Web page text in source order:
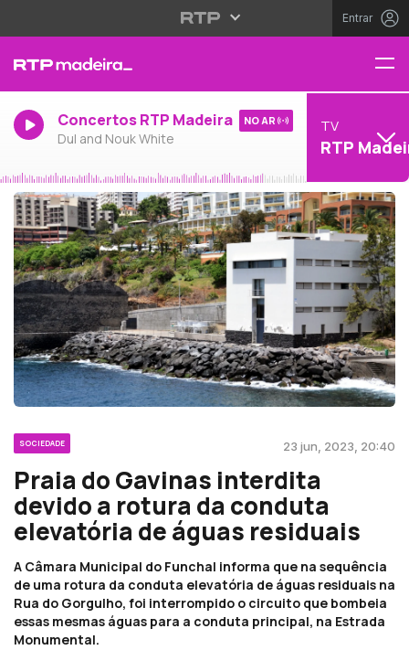
Entrar
Concertos RTP Madeira
Dul and Nouk White
NO AR TV
RTP
SOCIEDADE 23 jun, 2023, 20:40
Praia do Gavinas interdita
devido a rotura da conduta
elevatória de águas residuais
A Câmara Municipal do Funchal informa que na sequência
de uma rotura da conduta elevatória de águas residuais na
Rua do Gorgulho, foi interrompido o circuito que bombeia
essas mesmas águas para a conduta principal, na Estrada
Monumental.